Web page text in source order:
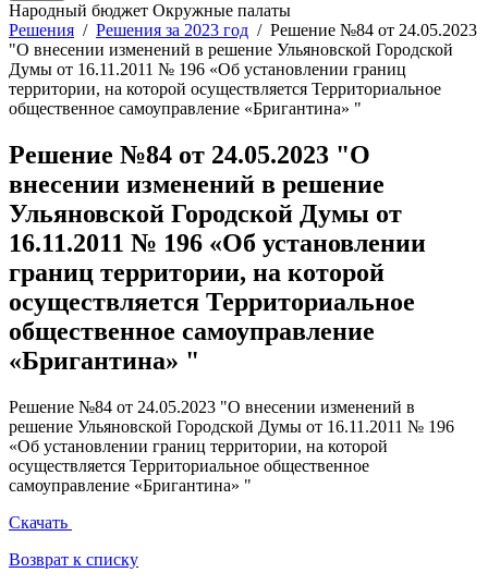
Народный бюджет Окружные палаты
Решения / Решения за 2023 год / Решение №84 от 24.05.2023
"О внесении изменений в решение Ульяновской Городской
Думы от 16.11.2011 № 196 «Об установлении границ
территории, на которой осуществляется Территориальное
общественное самоуправление «Бригантина» "
Решение №84 от 24.05.2023 "О
внесении изменений в решение
Ульяновской Городской Думы от
16.11.2011 № 196 «Об установлении
границ территории, на которой
осуществляется Территориальное
общественное самоуправление
«Бригантина» "
Решение №84 от 24.05.2023 "О внесении изменений в
решение Ульяновской Городской Думы от 16.11.2011 № 196
«Об установлении границ территории, на которой
осуществляется Территориальное общественное
самоуправление «Бригантина» "
Скачать
Возврат к списку